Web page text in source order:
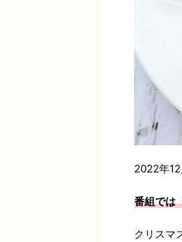
2022年12
番組では
クリスマ